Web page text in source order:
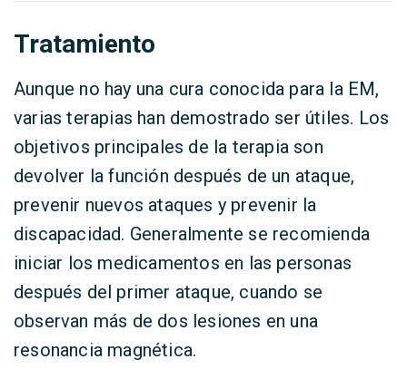
Tratamiento
Aunque no hay una cura conocida para la EM,
varias terapias han demostrado ser útiles. Los
objetivos principales de la terapia son
devolver la función después de un ataque,
prevenir nuevos ataques y prevenir la
discapacidad. Generalmente se recomienda
iniciar los medicamentos en las personas
después del primer ataque, cuando se
observan más de dos lesiones en una
resonancia magnética.